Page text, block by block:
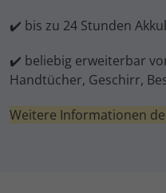
✔️ bis zu 24 Stunden
✔️ beliebig erweiterbar
Handtücher, Geschirr,
Weitere Informationen